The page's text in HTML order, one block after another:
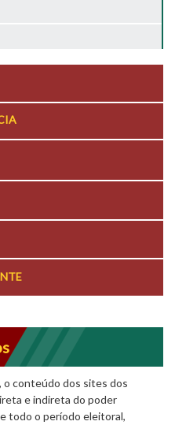
o conteúdo dos sites dos
e indireta do poder
todo o período eleitoral,